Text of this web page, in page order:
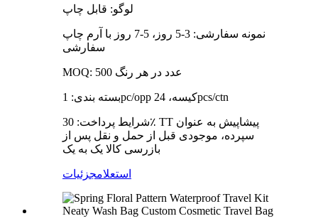
لوگو: قابل چاپ
نمونه سفارشی: 3-5 روز، 5-7 روز با آرم چاپ
سفارشی
MOQ: 500 عدد در هر رنگ
بسته بندی: 1pc/opp کیسه، 24pcs/ctn
شرایط پرداخت: 30٪ TT پیشاپیش به عنوان
سپرده، موجودی قبل از حمل و نقل پس از
بازرسی کالا یک به یک
استعلامجزئیات